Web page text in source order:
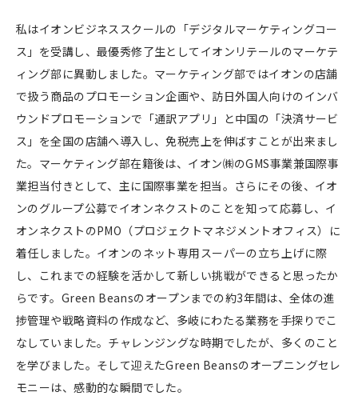
私はイオンビジネススクールの「デジタルマーケティングコー
ス」を受講し、最優秀修了生としてイオンリテールのマーケテ
ィング部に異動しました。マーケティング部ではイオンの店舗
で扱う商品のプロモーション企画や、訪日外国人向けのインバ
ウンドプロモーションで「通訳アプリ」と中国の「決済サービ
ス」を全国の店舗へ導入し、免税売上を伸ばすことが出来まし
た。マーケティング部在籍後は、イオン㈱のGMS事業兼国際事
業担当付きとして、主に国際事業を担当。さらにその後、イオ
ンのグループ公募でイオンネクストのことを知って応募し、イ
オンネクストのPMO（プロジェクトマネジメントオフィス）に
着任しました。イオンのネット専用スーパーの立ち上げに際
し、これまでの経験を活かして新しい挑戦ができると思ったか
らです。Green Beansのオープンまでの約3年間は、全体の進
捗管理や戦略資料の作成など、多岐にわたる業務を手探りでこ
なしていました。チャレンジングな時期でしたが、多くのこと
を学びました。そして迎えたGreen Beansのオープニングセレ
モニーは、感動的な瞬間でした。